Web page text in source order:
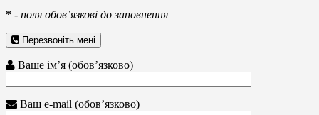
* - поля обов’язкові до заповнення
Перезвоніть мені
Ваше ім’я (обов’язково)
Ваш e-mail (обов’язково)